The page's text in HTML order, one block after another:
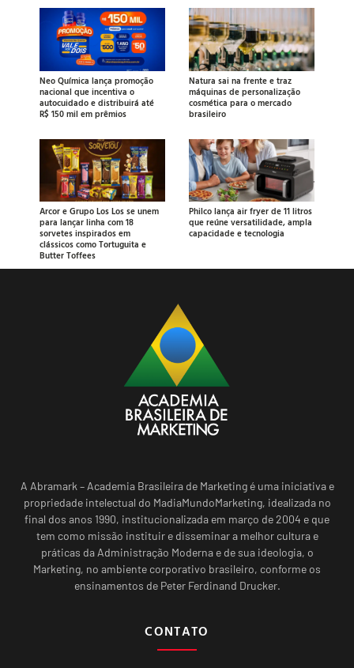
Neo Química lança promoção
nacional que incentiva o
autocuidado e distribuirá até
R$ 150 mil em prêmios
Natura sai na frente e traz
máquinas de personalização
cosmética para o mercado
brasileiro
Arcor e Grupo Los Los se unem
para lançar linha com 18
sorvetes inspirados em
clássicos como Tortuguita e
Butter Toffees
Philco lança air fryer de 11 litros
que reúne versatilidade, ampla
capacidade e tecnologia
A Abramark – Academia Brasileira de Marketing é uma iniciativa e
propriedade intelectual do MadiaMundoMarketing, idealizada no
final dos anos 1990, institucionalizada em março de 2004 e que
tem como missão instituir e disseminar a melhor cultura e
práticas da Administração Moderna e de sua ideologia, o
Marketing, no ambiente corporativo brasileiro, conforme os
ensinamentos de Peter Ferdinand Drucker.
CONTATO